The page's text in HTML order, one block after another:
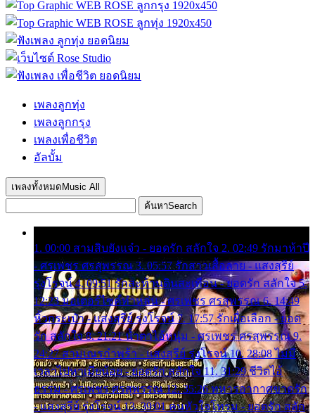
เพลงลูกทุ่ง
เพลงลูกกรุง
เพลงเพื่อชีวิต
อัลบั้ม
เพลงทั้งหมด Music All
ค้นหาSearch
1. 00:00 สามสิบยังแจ๋ว - ยอดรัก สลักใจ 2. 02:49 รักมาห้าปี
- ศรเพชร ศรสุพรรณ 3. 05:57 รักสาวเสื้อลาย - แสงสุรีย์
รุ่งโรจน์ 4. 09:51 รักสะท้านดินสะเทือน - ยอดรัก สลักใจ 5.
12:23 มอเตอร์ไซค์ทำหล่น - ศรเพชร ศรสุพรรณ 6. 14:49
หิ้วกระเป๋า - แสงสุรีย์ รุ่งโรจน์ 7. 17:57 รักเผื่อเลือก - ยอด
รัก สลักใจ 8. 21:21 น้ำตาไอ้หนุ่ม - ศรเพชร ศรสุพรรณ 9.
24:27 สามเณรกำพร้า - แสงสุรีย์ รุ่งโรจน์ 10. 28:08 ไม่มี
เวลาไปหาเมียน้อย - ยอดรัก สลักใจ 11. 31:29 ชีวิตไอ้
ธรรม - ศรเพชร ศรสุพรรณ 12. 35:26 ทหารอากาศขาดรัก
- แสงสุรีย์ รุ่งโรจน์ 13. 39:01 คนหัวใจโทรม - ยอดรัก สลัก